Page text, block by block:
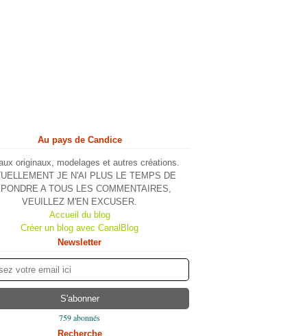
Au pays de Candice
originaux, modelages et autres créations.
JE N'AI PLUS LE TEMPS DE
A TOUS LES COMMENTAIRES,
VEUILLEZ M'EN EXCUSER.
Accueil du blog
Créer un blog avec CanalBlog
Newsletter
759 abonnés
Recherche